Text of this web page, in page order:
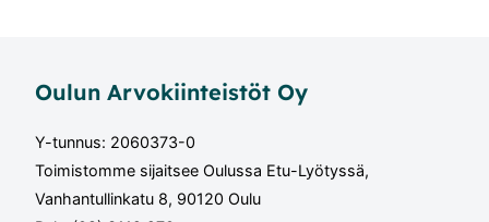
Oulun Arvokiinteistöt Oy
Y-tunnus: 2060373-0
Toimistomme sijaitsee Oulussa Etu-Lyötyssä,
Vanhantullinkatu 8, 90120 Oulu